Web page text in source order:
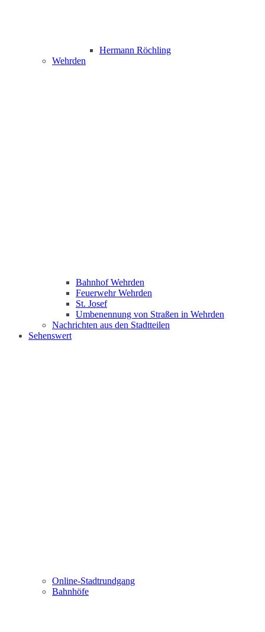
Hermann Röchling
Wehrden
Bahnhof Wehrden
Feuerwehr Wehrden
St. Josef
Umbenennung von Straßen in Wehrden
Nachrichten aus den Stadtteilen
Sehenswert
Online-Stadtrundgang
Bahnhöfe